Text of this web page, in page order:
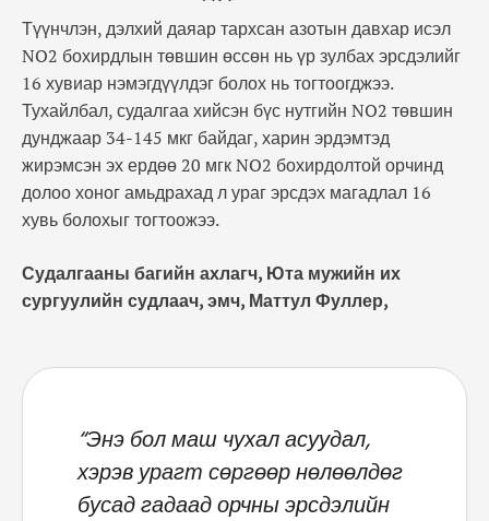
Түүнчлэн, дэлхий даяар тархсан азотын давхар исэл
NO2 бохирдлын төвшин өссөн нь үр зулбах эрсдэлийг
16 хувиар нэмэгдүүлдэг болох нь тогтоогджээ.
Тухайлбал, судалгаа хийсэн бүс нутгийн NO2 төвшин
дунджаар 34-145 мкг байдаг, харин эрдэмтэд
жирэмсэн эх ердөө 20 мгк NO2 бохирдолтой орчинд
долоо хоног амьдрахад л ураг эрсдэх магадлал 16
хувь болохыг тогтоожээ.
Судалгааны багийн ахлагч, Юта мужийн их
сургуулийн судлаач, эмч, Маттул Фуллер,
“Энэ бол маш чухал асуудал,
хэрэв урагт сөргөөр нөлөөлдөг
бусад гадаад орчны эрсдэлийн